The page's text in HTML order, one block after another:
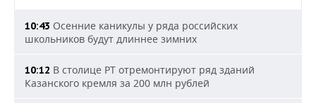
10:43 Осенние каникулы у ряда российских
школьников будут длиннее зимних
10:12 В столице РТ отремонтируют ряд зданий
Казанского кремля за 200 млн рублей